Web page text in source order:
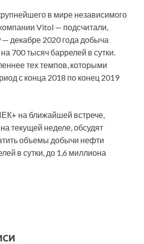
в мире независимого
Vitol — подсчитали,
— декабре 2020 года добыча
700 тысяч баррелей в сутки.
тех темпов, которыми
с конца 2018 по конец 2019
на ближайшей встрече,
текущей неделе, обсудят
объемы добычи нефти
в сутки, до 1,6 миллиона